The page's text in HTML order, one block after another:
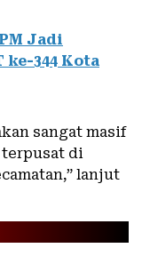
Jadi
ke-344 Kota
sangat masif
di
lanjut